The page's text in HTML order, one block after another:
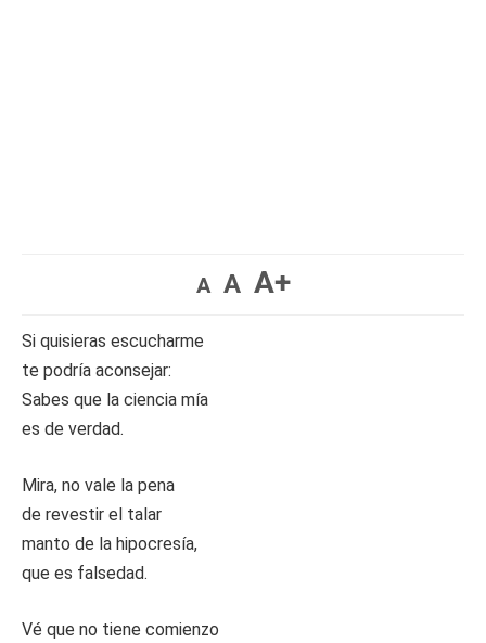
A A A+
Si quisieras escucharme
te podría aconsejar:
Sabes que la ciencia mía
es de verdad.
Mira, no vale la pena
de revestir el talar
manto de la hipocresía,
que es falsedad.
Vé que no tiene comienzo